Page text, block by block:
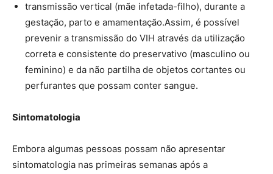
transmissão vertical (mãe infetada-filho), durante a
gestação, parto e amamentação.Assim, é possível
prevenir a transmissão do VIH através da utilização
correta e consistente do preservativo (masculino ou
feminino) e da não partilha de objetos cortantes ou
perfurantes que possam conter sangue.
Sintomatologia
Embora algumas pessoas possam não apresentar
sintomatologia nas primeiras semanas após a